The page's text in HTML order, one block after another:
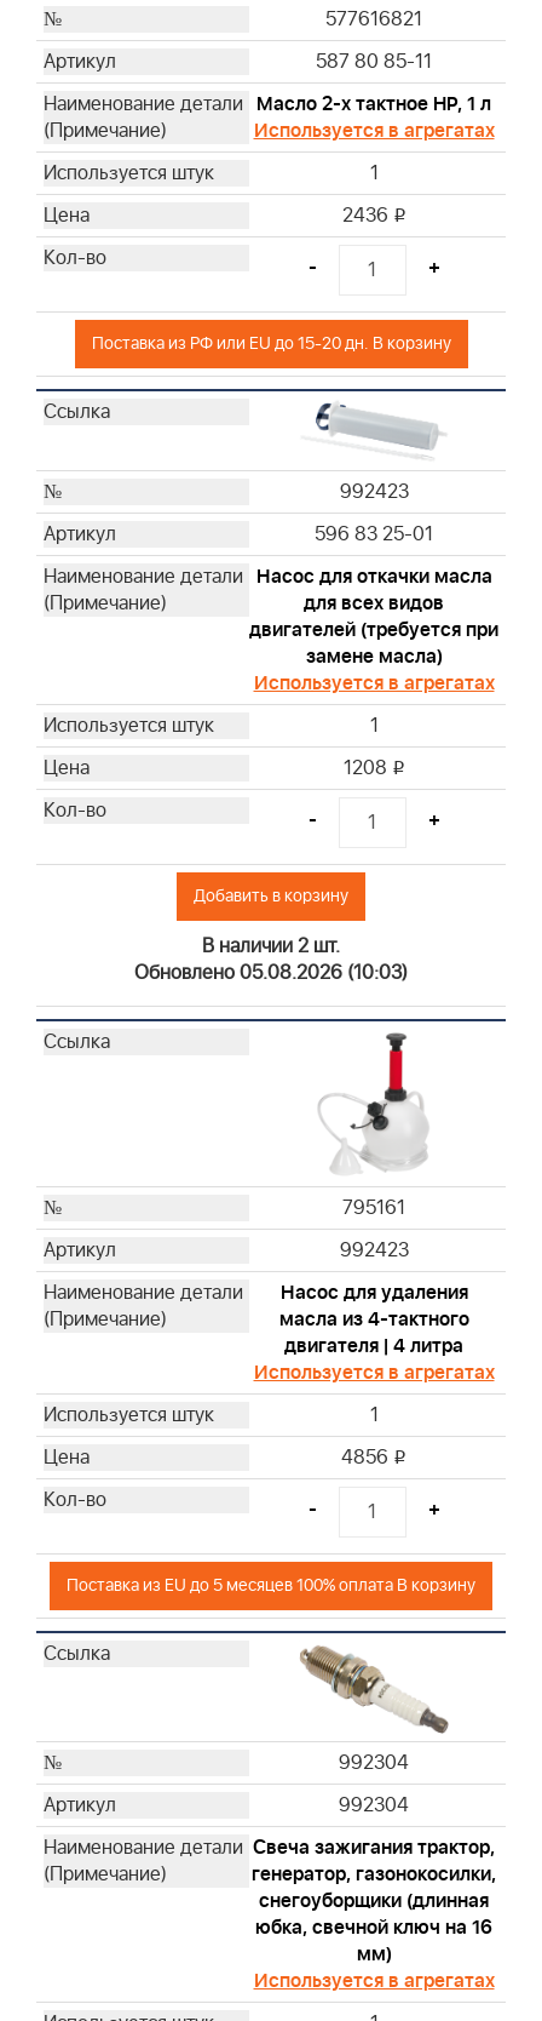
992381
491588S
493537S
795066
796254
793676
593260
595191
799579
496894S
272403S
697029
273356S
797819
595853
997240
19598
19069
19165
19203
19070
19340
19480
19620
19461
19545
19607
19266
19063
19057
19442
94150
19258
19353
19487
19468
CE5121
577616821
587 80 85-11
Масло 2-х тактное HP, 1 л
Используется в агрегатах
1
2436 i
- +
Поставка из РФ или EU до 15-20 дн. В корзину
992423
596 83 25-01
Насос для откачки масла
для всех видов
двигателей (требуется при
замене масла)
Используется в агрегатах
1
1208 i
- +
Добавить в корзину
В наличии 2 шт.
Обновлено 05.08.2026 (10:03)
795161
992423
Насос для удаления
масла из 4-тактного
двигателя | 4 литра
Используется в агрегатах
1
4856 i
- +
Поставка из EU до 5 месяцев 100% оплата В корзину
992304
992304
Свеча зажигания трактор,
генератор, газонокосилки,
снегоуборщики (длинная
юбка, свечной ключ на 16
мм)
Используется в агрегатах